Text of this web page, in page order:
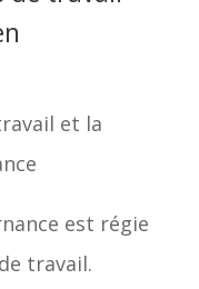
et la
est régie
travail.